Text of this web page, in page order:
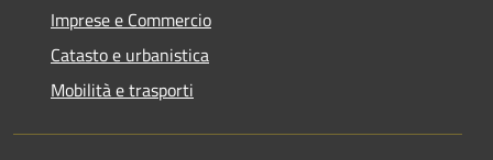
Imprese e Commercio
Catasto e urbanistica
Mobilità e trasporti